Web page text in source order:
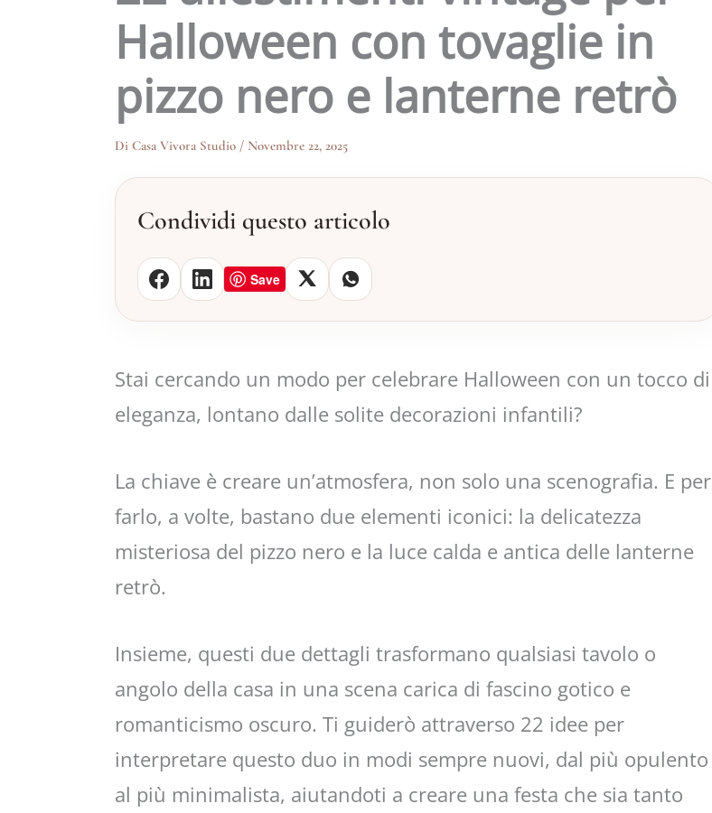
Halloween con tovaglie in
pizzo nero e lanterne retrò
Di Casa Vivora Studio / Novembre 22, 2025
Condividi questo articolo
Save
Stai cercando un modo per celebrare Halloween con un tocco di
eleganza, lontano dalle solite decorazioni infantili?
La chiave è creare un’atmosfera, non solo una scenografia. E per
farlo, a volte, bastano due elementi iconici: la delicatezza
misteriosa del pizzo nero e la luce calda e antica delle lanterne
retrò.
Insieme, questi due dettagli trasformano qualsiasi tavolo o
angolo della casa in una scena carica di fascino gotico e
romanticismo oscuro. Ti guiderò attraverso 22 idee per
interpretare questo duo in modi sempre nuovi, dal più opulento
al più minimalista, aiutandoti a creare una festa che sia tanto